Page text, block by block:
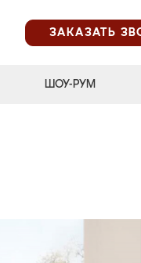
ЗАКАЗАТЬ
ШОУ-РУМ